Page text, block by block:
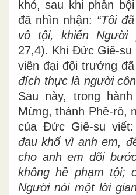
khó, sau khi phản
đã nhìn nhận: “Tôi
vô tội, khiến Người
27,4). Khi Đức Giê-
viên đại đội trưởng
đích thực là người
Sau này, trong
Mừng, thánh Phê-rô,
của Đức Giê-su viết:
đau khổ vì anh em,
cho anh em dõi
không hề phạm tội;
Người nói một lời